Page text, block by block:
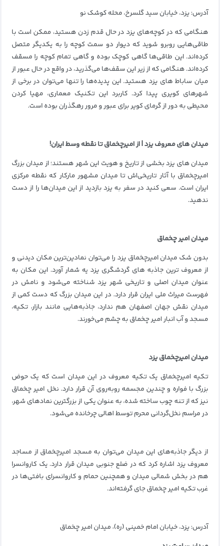
آدرس: یزد، خیابان سید گلسرخ، محله کوشک نو
هنگامی که در کوچه‌های یزد در حال قدم زدن هستید، ممکن است با
طاقی‌هایی روبرو شوید که دیوار دو سمت کوچه را به یکدیگر متصل
کرده‌اند. این طاقی‌ها گاهی کوچک بوده و گاهی تمام کوچه را مسقف
کرده‌اند. هنگامی که از زیر این سقف‌ها می‌گذرید، در واقع در حال عبور از
میان ساباط های یزد هستید. این پدیده‌ها را تنها می‌توان در برخی از
شهرهای کویری پیدا کرد. کاربرد این تکنیک معماری، مهیا کردن
محیطی به دور از گرمای کویر برای عبور و مرور رهگذران بوده است.
میدان های معروف یزد | از امیرچخماق تا نقطه وسط ایران!
میدان های یزد بخشی از تاریخ و هویت این شهر هستند؛ از میدان بزرگ
امیرچخماق با آثار تاریخی‌اش تا میدان مشهور مارکار که نقطه مرکزی
ایران است. سعی کنید در سفر به یزد بازدید از این میدان‌ها را از دست
ندهید.
میدان امیر چخماق
بدون شک میدان امیرچخماق یزد را می‌توان نمادین‌ترین مکان دیدنی و
از معروف ترین جاذبه های گردشگری یزد یه شمار آورد. این مکان به
عنوان میدان اصلی و تاریخی شهر یزد شناخته می‌شود و نامش در
فهرست میراث ملی ایران قرار دارد. در این میدان بزرگ که دست کمی از
میدان نقش جهان اصفهان هم ندارد، جاذبه‌هایی مانند بازار، تکیه،
مسجد و آب انبار امیر چخماق به چشم می‌خورند.
میدان امیرچخماق یزد
تکیه امیرچخماق یک تکیه معروف در این میدان است که یک حوض
بزرگ با فواره و چندین مجسمه روبه‌روی آن قرار دارد. نخل امیر چخماق
نیز که از تنه‌ چوب ساخته شده، به عنوان یکی از بزرگترین نمادهای شهر،
در مراسم نخل‌گردانی محرم توسط اهالی چرخانده می‌شود.
از دیگر جاذبه‌های این میدان می‌توان به مسجد امیرچخماق از مساجد
معروف یزد اشاره کرد که در ضلع جنوبی میدان قرار دارد. یک کاروانسرا
هم در بخش شمالی میدان و همچنین حمام و کاروانسرای بافتی‌ها در
غرب تکیه امیر چخماق جای گرفته‌اند.
آدرس: یزد، خیابان امام خمینی (ره)، میدان امیر چخماق